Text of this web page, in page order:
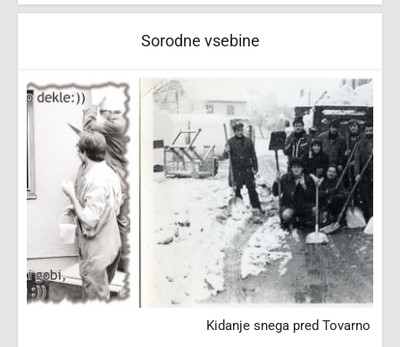
Sorodne vsebine
Kidanje snega pred Tovarno prikolic